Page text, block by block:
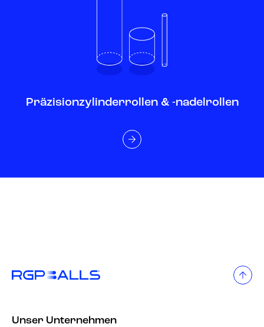
Präzisionzylinderrollen & -nadelrollen
Unser Unternehmen